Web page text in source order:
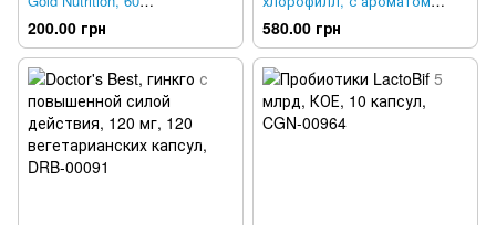
растительных капсул, CGN-
01905
200.00 грн
мяты, Nature's Way, 480 мл,
NWY-03501
580.00 грн